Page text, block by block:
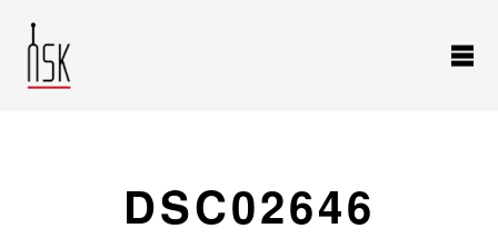
DSC02646